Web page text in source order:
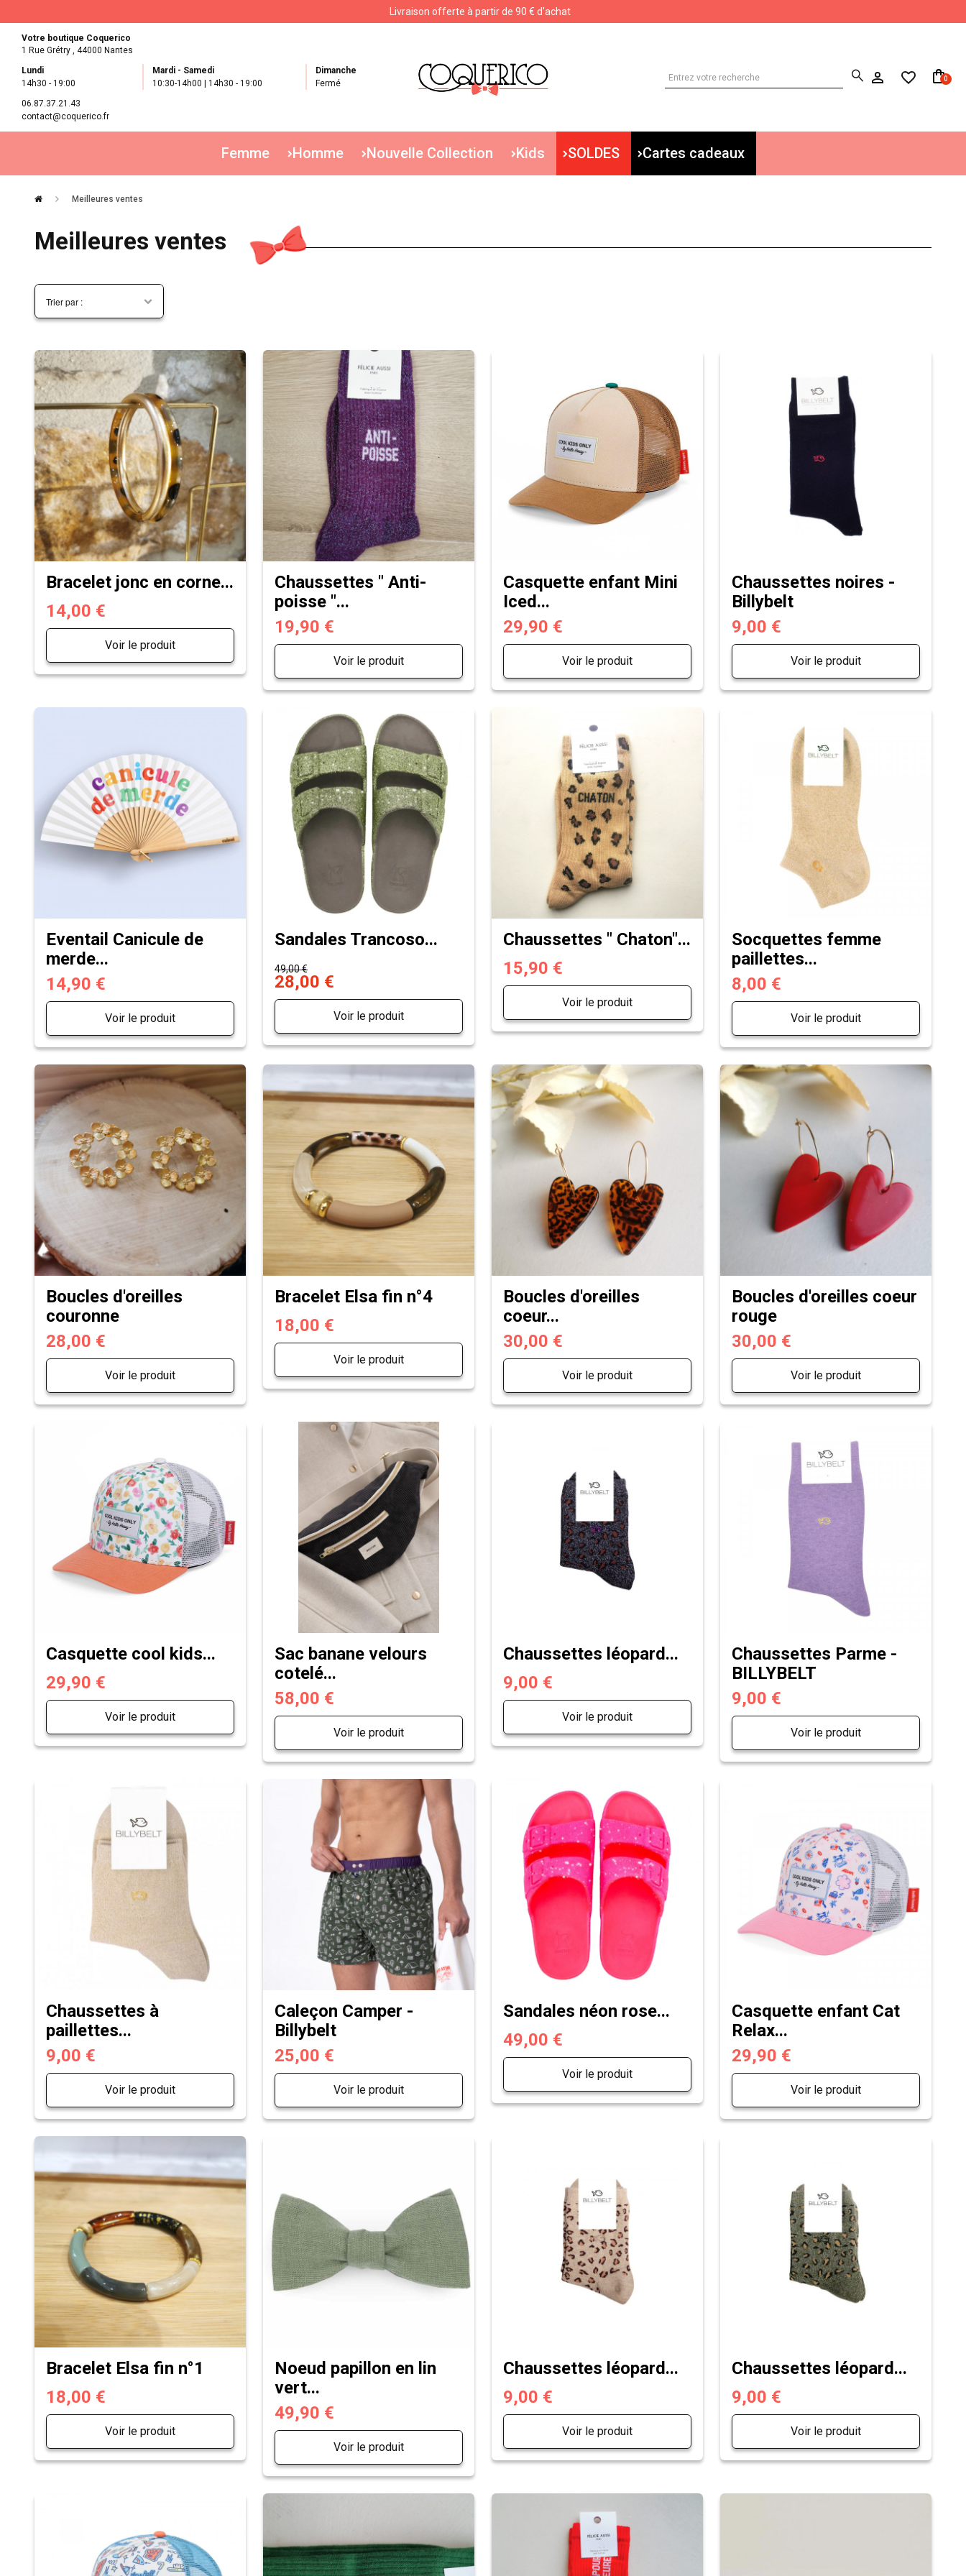
Livraison offerte à partir de 90 € d'achat
Votre boutique Coquerico
1 Rue Grétry , 44000 Nantes
Lundi
14h30 - 19:00
Mardi - Samedi
10:30-14h00 | 14h30 - 19:00
Dimanche
Fermé
06.87.37.21.43
contact@coquerico.fr
0
Femme Homme Nouvelle Collection Kids SOLDES Cartes cadeaux
Meilleures ventes
Meilleures ventes
Bracelet jonc en corne...
14,00 €
Voir le produit
Chaussettes " Anti-
poisse "...
19,90 €
Voir le produit
Casquette enfant Mini
Iced...
29,90 €
Voir le produit
Chaussettes noires -
Billybelt
9,00 €
Voir le produit
Eventail Canicule de
merde...
14,90 €
Voir le produit
Sandales Trancoso...
49,00 €
28,00 €
Voir le produit
Chaussettes " Chaton"...
15,90 €
Voir le produit
Socquettes femme
paillettes...
8,00 €
Voir le produit
Boucles d'oreilles
couronne
28,00 €
Voir le produit
Bracelet Elsa fin n°4
18,00 €
Voir le produit
Boucles d'oreilles
coeur...
30,00 €
Voir le produit
Boucles d'oreilles coeur
rouge
30,00 €
Voir le produit
Casquette cool kids...
29,90 €
Voir le produit
Sac banane velours
cotelé...
58,00 €
Voir le produit
Chaussettes léopard...
9,00 €
Voir le produit
Chaussettes Parme -
BILLYBELT
9,00 €
Voir le produit
Chaussettes à
paillettes...
9,00 €
Voir le produit
Caleçon Camper -
Billybelt
25,00 €
Voir le produit
Sandales néon rose...
49,00 €
Voir le produit
Casquette enfant Cat
Relax...
29,90 €
Voir le produit
Bracelet Elsa fin n°1
18,00 €
Voir le produit
Noeud papillon en lin
vert...
49,90 €
Voir le produit
Chaussettes léopard...
9,00 €
Voir le produit
Chaussettes léopard...
9,00 €
Voir le produit